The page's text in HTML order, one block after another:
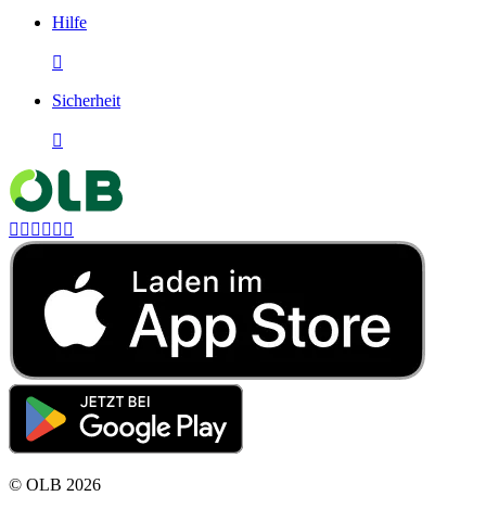
Hilfe

Sicherheit

     
© OLB 2026